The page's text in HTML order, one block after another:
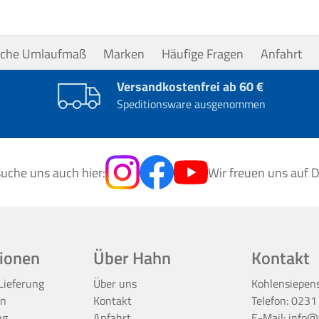
Umlaufmaß Marken Häufige Fragen Anfahrt
Versandkostenfrei ab 60 €
Speditionsware ausgenommen
uns auch hier: Wir freuen uns auf
Über Hahn
Über uns
Kontakt
Kontakt
Telefon: